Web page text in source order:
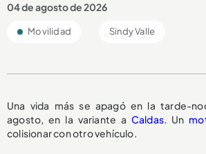
04 de agosto de 2026
Movilidad Sindy Valle
Una vida más se apagó en la tarde-
agosto, en la variante a Caldas. Un
colisionar con otro vehículo.